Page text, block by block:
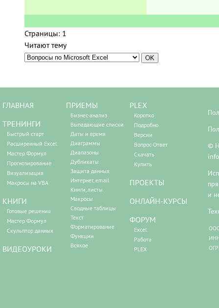
Страницы: 1
Читают тему
ГЛАВНАЯ
ТРЕНИНГИ
Быстрый старт
Расширенный Excel
Мастер Формул
Прогнозирование
Визуализация
Макросы на VBA
КНИГИ
Готовые решения
Мастер Формул
Скульптор данных
ВИДЕОУРОКИ
ПРИЕМЫ
Бизнес-анализ
Выпадающие списки
Даты и время
Диаграммы
Диапазоны
Дубликаты
Защита данных
Интернет, email
Книги, листы
Макросы
Сводные таблицы
Текст
Форматирование
Функции
Всякое
PLEX
Коротко
Подробно
Версии
Вопрос-Ответ
Скачать
Купить
ПРОЕКТЫ
ОНЛАЙН-КУРСЫ
ФОРУМ
Excel
Работа
PLEX
©
и